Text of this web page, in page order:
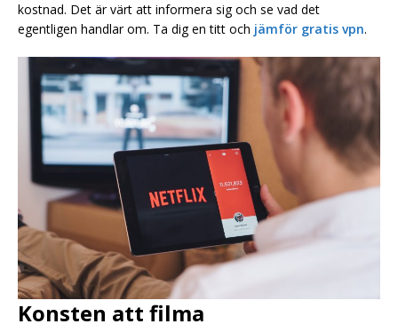
kostnad. Det är värt att informera sig och se vad det
egentligen handlar om. Ta dig en titt och jämför gratis vpn.
Konsten att filma